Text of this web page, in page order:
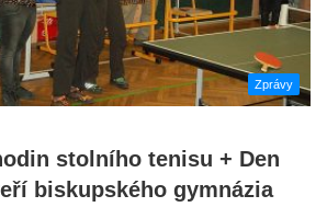
Zprávy
stolního tenisu + Den
biskupského gymnázia